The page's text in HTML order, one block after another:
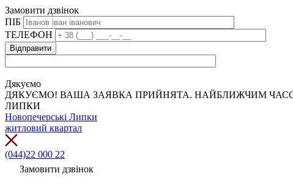
Замовити дзвінок
ПІБ
ТЕЛЕФОН
Дякуємо
ДЯКУЄМО! ВАША ЗАЯВКА ПРИЙНЯТА. НАЙБЛИЖЧИМ
ЛИПКИ
Новопечерські Липки
житловий квартал
(044)22 000 22
Замовити дзвінок